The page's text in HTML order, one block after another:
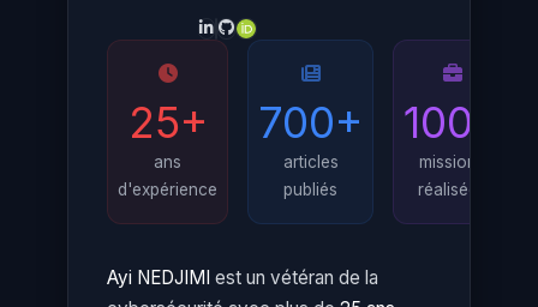
25+
ans
d'expérience
700+
articles
publiés
100+
missions
réalisées
Ayi NEDJIMI est un vétéran de la